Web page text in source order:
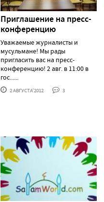
Приглашение на пресс-
конференцию
Уважаемые журналисты и
мусульмане! Мы рады
пригласить вас на пресс-
конференцию! 2 авг. в 11:00 в
гос......
2 АВГУСТА'2012 3